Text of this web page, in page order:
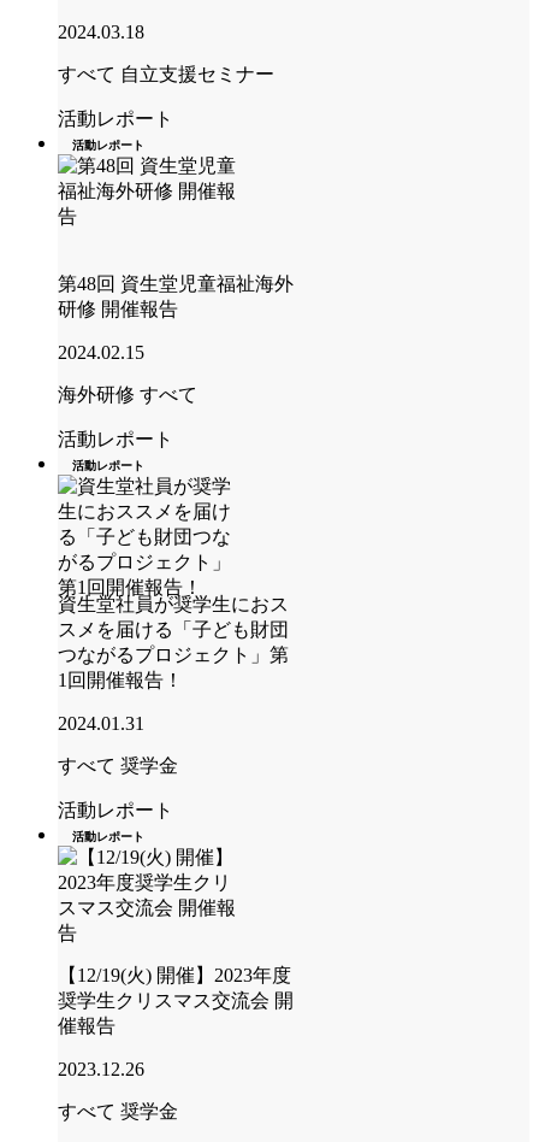
2024.03.18
すべて 自立支援セミナー
活動レポート
活動レポート
第48回 資生堂児童福祉海外
研修 開催報告
2024.02.15
海外研修 すべて
活動レポート
活動レポート
資生堂社員が奨学生におス
スメを届ける「子ども財団
つながるプロジェクト」第
1回開催報告！
2024.01.31
すべて 奨学金
活動レポート
活動レポート
【12/19(火) 開催】2023年度
奨学生クリスマス交流会 開
催報告
2023.12.26
すべて 奨学金